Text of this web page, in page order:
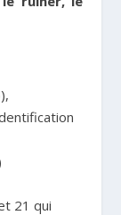
21 qui